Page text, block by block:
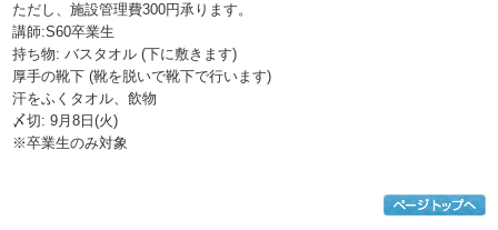
ただし、施設管理費300円承ります。
講師:S60卒業生
持ち物: バスタオル (下に敷きます)
厚手の靴下 (靴を脱いで靴下で行います)
汗をふくタオル、飲物
〆切: 9月8日(火)
※卒業生のみ対象